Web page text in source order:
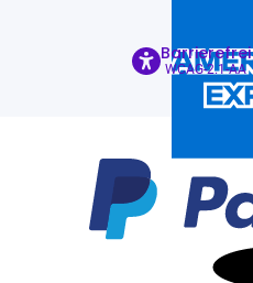
Barrierefrei
WCAG-2.1-AA